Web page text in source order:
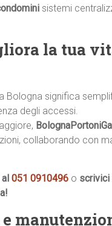
sistemi
la tua
significa
degli accessi.
collaborando con
al 051 0910496 o scrivici